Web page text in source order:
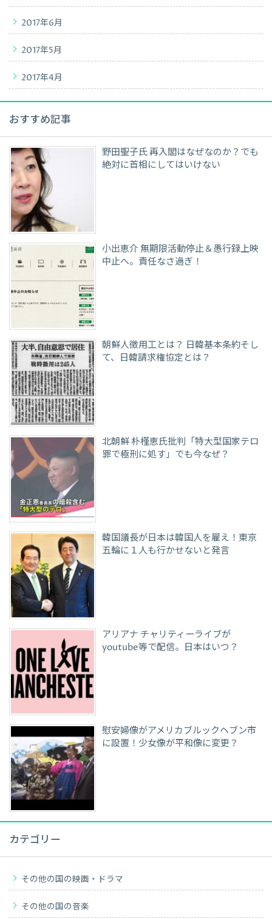
2017年6月
2017年5月
2017年4月
おすすめ記事
野田聖子氏 再入閣はなぜなのか？でも
絶対に首相にしてはいけない
小出恵介 無期限活動停止＆愚行録上映
中止へ。責任なさ過ぎ！
朝鮮人徴用工とは？ 日韓基本条約そし
て、日韓請求権協定とは？
北朝鮮 朴槿恵氏批判「特大型国家テロ
罪で極刑に処す」でも今なぜ？
韓国議長が日本は韓国人を雇え！東京
五輪に１人も行かせないと発言
アリアナ チャリティーライブが
youtube等で配信。日本はいつ？
慰安婦像がアメリカブルックヘブン市
に設置！少女像が平和像に変更？
カテゴリー
その他の国の映画・ドラマ
その他の国の音楽